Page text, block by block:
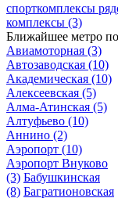
спорткомплексы
комплексы (3)
Ближайшее метро
Авиамоторная (3)
Автозаводская (10)
Академическая (10)
Алексеевская (5)
Алма-Атинская (5)
Алтуфьево (10)
Аннино (2)
Аэропорт (10)
Аэропорт Внуково
(3) Бабушкинская
(8) Багратионовская